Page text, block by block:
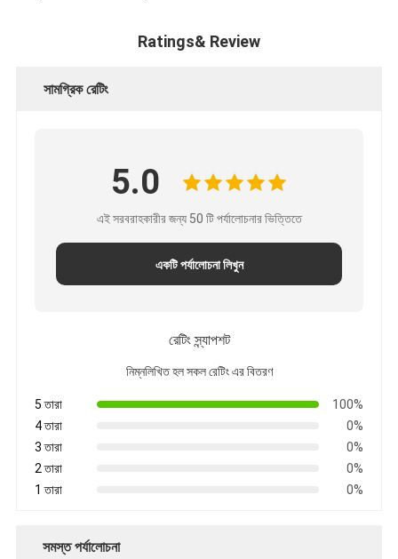
Ratings& Review
সামগ্রিক রেটিং
5.0
এই সরবরাহকারীর জন্য 50 টি পর্যালোচনার ভিত্তিতে
একটি পর্যালোচনা লিখুন
রেটিং স্ন্যাপশট
নিম্নলিখিত হল সকল রেটিং এর বিতরণ
5 তারা
100%
4 তারা
0%
3 তারা
0%
2 তারা
0%
1 তারা
0%
সমস্ত পর্যালোচনা